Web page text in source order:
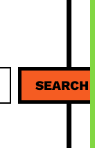
SEARCH